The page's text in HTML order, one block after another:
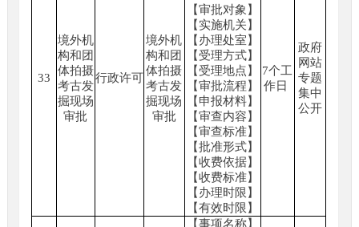
33
境外机
构和团
体拍摄
考古发
掘现场
审批
行政许可
境外机
构和团
体拍摄
考古发
掘现场
审批
【审批对象】
【实施机关】
【办理处室】
【受理方式】
【受理地点】
【审批流程】
【申报材料】
【审查内容】
【审查标准】
【批准形式】
【收费依据】
【收费标准】
【办理时限】
【有效时限】
7个工
作日
政府
网站
专题
集中
公开
【事项名称】